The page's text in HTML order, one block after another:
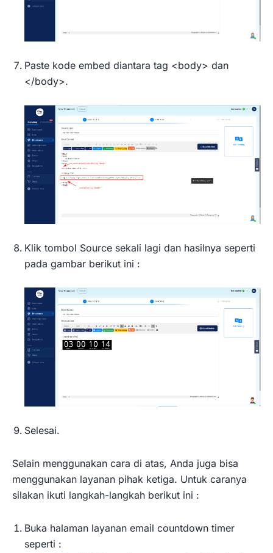
Paste kode embed diantara tag <body> dan
</body>.
Klik tombol Source sekali lagi dan hasilnya seperti
pada gambar berikut ini :
Selesai.
Selain menggunakan cara di atas, Anda juga bisa
menggunakan layanan pihak ketiga. Untuk caranya
silakan ikuti langkah-langkah berikut ini :
Buka halaman layanan email countdown timer
seperti :